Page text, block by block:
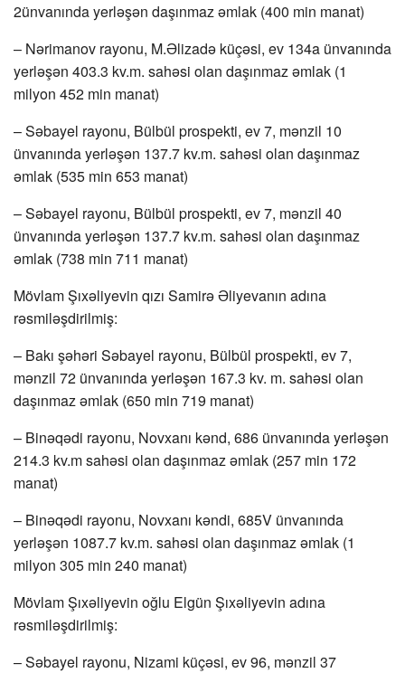
2ünvanında yerləşən daşınmaz əmlak (400 min manat)
– Nərimanov rayonu, M.Əlizadə küçəsi, ev 134a ünvanında
yerləşən 403.3 kv.m. sahəsi olan daşınmaz əmlak (1
milyon 452 min manat)
– Səbayel rayonu, Bülbül prospekti, ev 7, mənzil 10
ünvanında yerləşən 137.7 kv.m. sahəsi olan daşınmaz
əmlak (535 min 653 manat)
– Səbayel rayonu, Bülbül prospekti, ev 7, mənzil 40
ünvanında yerləşən 137.7 kv.m. sahəsi olan daşınmaz
əmlak (738 min 711 manat)
Mövlam Şıxəliyevin qızı Samirə Əliyevanın adına
rəsmiləşdirilmiş:
– Bakı şəhəri Səbayel rayonu, Bülbül prospekti, ev 7,
mənzil 72 ünvanında yerləşən 167.3 kv. m. sahəsi olan
daşınmaz əmlak (650 min 719 manat)
– Binəqədi rayonu, Novxanı kənd, 686 ünvanında yerləşən
214.3 kv.m sahəsi olan daşınmaz əmlak (257 min 172
manat)
– Binəqədi rayonu, Novxanı kəndi, 685V ünvanında
yerləşən 1087.7 kv.m. sahəsi olan daşınmaz əmlak (1
milyon 305 min 240 manat)
Mövlam Şıxəliyevin oğlu Elgün Şıxəliyevin adına
rəsmiləşdirilmiş:
– Səbayel rayonu, Nizami küçəsi, ev 96, mənzil 37